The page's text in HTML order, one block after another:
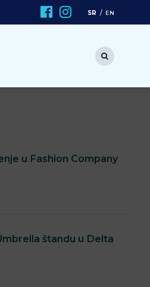
SR EN
u Fashion Company
štandu u Delta